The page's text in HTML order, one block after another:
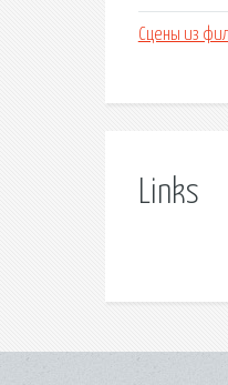
Сцены из
Links